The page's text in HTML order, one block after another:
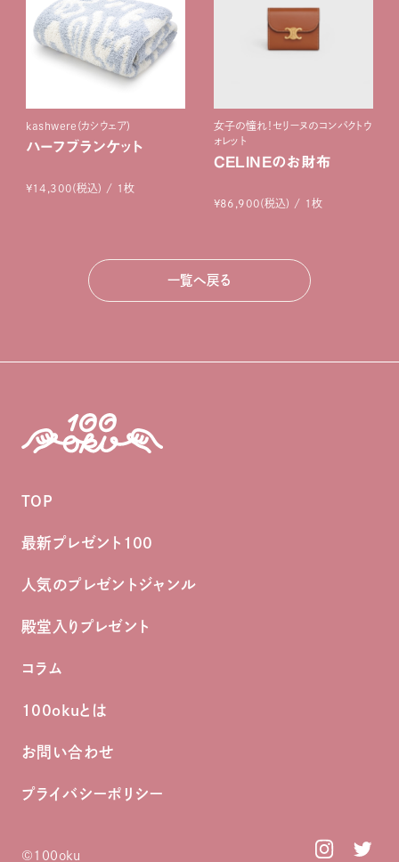
kashwere(カシウェア)
ハーフブランケット
¥14,300(税込) / 1枚
女子の憧れ！セリーヌのコンパクトウ
ォレット
CELINEのお財布
¥86,900(税込) / 1枚
一覧へ戻る
TOP
最新プレゼント100
人気のプレゼントジャンル
殿堂入りプレゼント
コラム
100okuとは
お問い合わせ
プライバシーポリシー
©︎100oku